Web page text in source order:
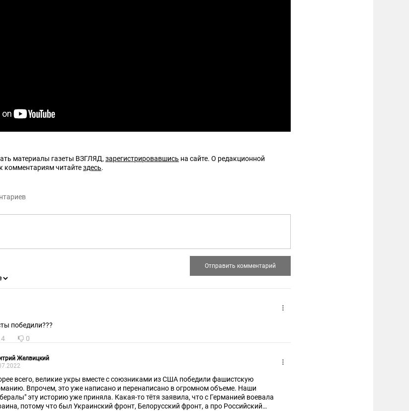
материалы газеты ВЗГЛЯД,зарегистрировавшись на сайте. О редакционной
комментариям читайтездесь.
победили???
4 0
Желвицкий
всего, великие укры вместе с союзниками из США победили фашистскую
Впрочем, это уже написано и перенаписано в огромном объеме. Наши
эту историю уже приняла. Какая-то тётя заявила, что с Германией воевала
потому что был Украинский фронт, Белорусский фронт, а про Российский